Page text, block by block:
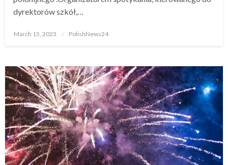
dyrektorów szkół,…
Posted
March 15, 2023 PolishNews24